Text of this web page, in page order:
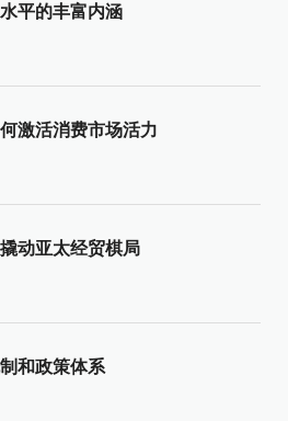
平的丰富内涵
激活消费市场活力
动亚太经贸棋局
和政策体系